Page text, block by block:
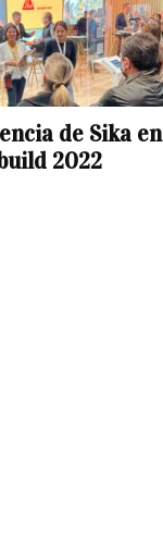
de Sika en
2022